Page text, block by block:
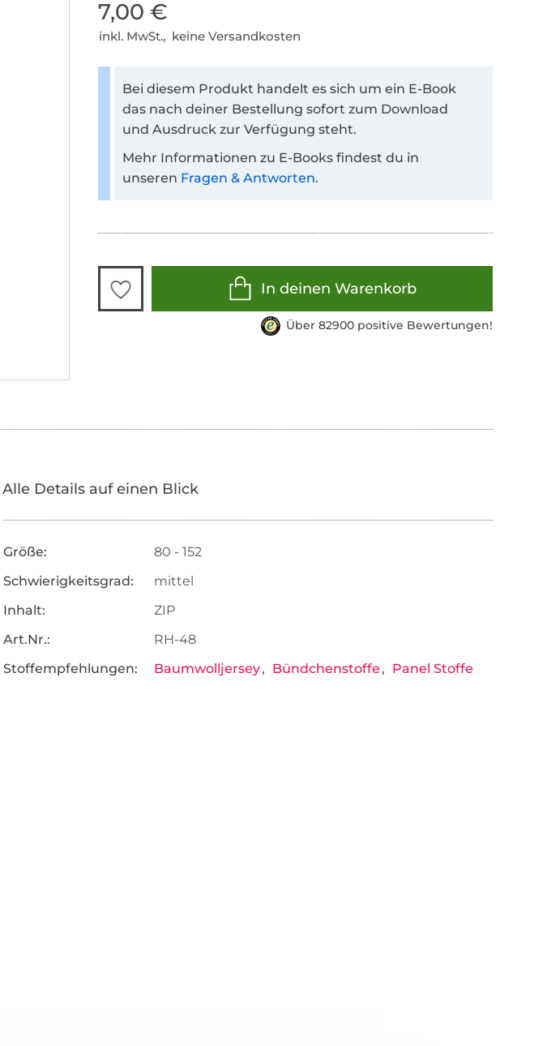
7,00 €
inkl. MwSt., keine Versandkosten
Bei diesem Produkt handelt es sich um ein E-Book
das nach deiner Bestellung sofort zum Download
und Ausdruck zur Verfügung steht.
Mehr Informationen zu E-Books findest du in
unseren Fragen & Antworten.
In deinen Warenkorb
Über 82900 positive Bewertungen!
Alle Details auf einen Blick
Größe:
80 - 152
Schwierigkeitsgrad:
mittel
Inhalt:
ZIP
Art.Nr.:
RH-48
Stoffempfehlungen:
Baumwolljersey Bündchenstoffe Panel Stoffe